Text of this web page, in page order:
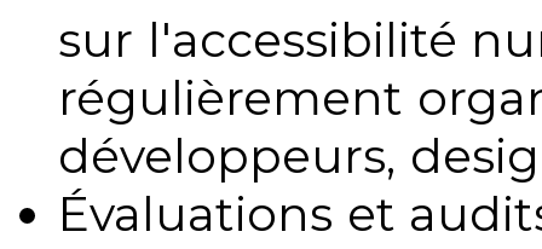
sur l'accessibilité
régulièrement
développeurs,
Évaluations et